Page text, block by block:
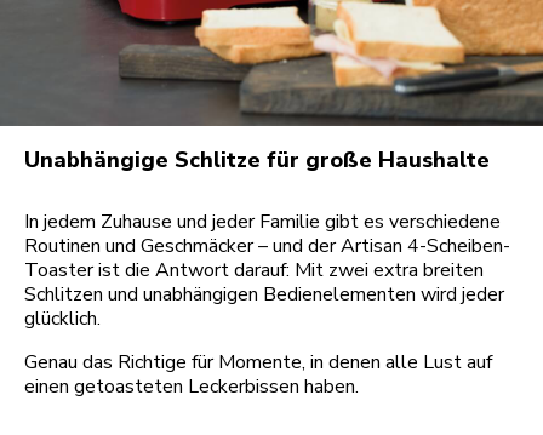
Unabhängige Schlitze für große Haushalte
In jedem Zuhause und jeder Familie gibt es verschiedene
Routinen und Geschmäcker – und der Artisan 4-Scheiben-
Toaster ist die Antwort darauf: Mit zwei extra breiten
Schlitzen und unabhängigen Bedienelementen wird jeder
glücklich.
Genau das Richtige für Momente, in denen alle Lust auf
einen getoasteten Leckerbissen haben.